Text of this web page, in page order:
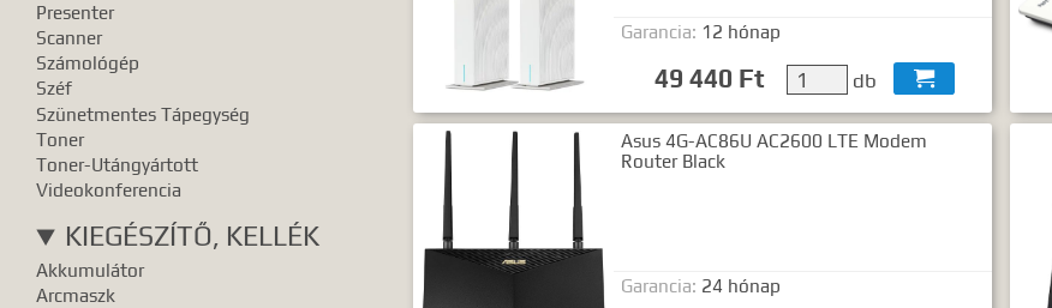
Presenter
Scanner
Számológép
Széf
Szünetmentes Tápegység
Toner
Toner-Utángyártott
Videokonferencia
KIEGÉSZÍTŐ, KELLÉK
Akkumulátor
Arcmaszk
Garancia: 12 hónap
49 440 Ft db 
Asus 4G-AC86U AC2600 LTE Modem
Router Black
Garancia: 24 hónap